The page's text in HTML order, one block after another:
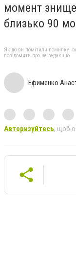
момент
близько 90
Якщо ви помітили помилку,
повідомити про це редакцію
Ефименко
Авторизуйтесь, щоб